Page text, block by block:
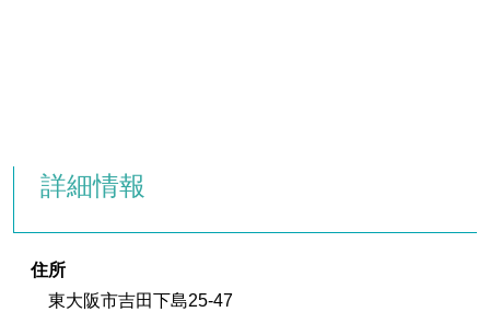
詳細情報
住所
東大阪市吉田下島25-47